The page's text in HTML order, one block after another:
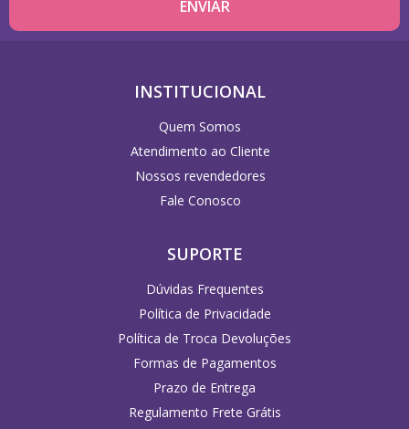
INSTITUCIONAL
Quem Somos
Atendimento ao Cliente
Nossos revendedores
Fale Conosco
SUPORTE
Dúvidas Frequentes
Política de Privacidade
Política de Troca Devoluções
Formas de Pagamentos
Prazo de Entrega
Regulamento Frete Grátis